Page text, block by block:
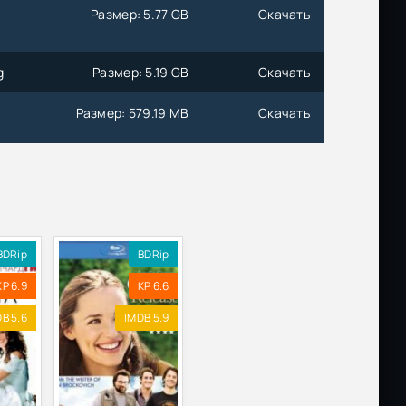
Размер: 5.77 GB Скачать
Размер: 5.19 GB Скачать
Размер: 579.19 MB Скачать
D,
Размер: 66.32 GB
Размер: 10.35 GB
Размер: 1.46 GB
6.9
5.6
BDRip
KP 6.6
IMDB 5.9